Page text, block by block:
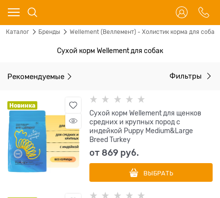
Каталог Бренды Wellement (Веллемент) - Холистик корма для собак
Сухой корм Wellement для собак
Рекомендуемые Фильтры
Новинка
Сухой корм Wellement для щенков
средних и крупных пород с
индейкой Puppy Medium&Large
Breed Turkey
от 869 руб.
ВЫБРАТЬ